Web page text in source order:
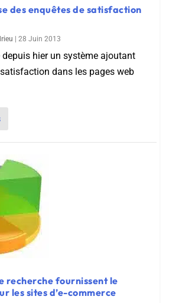
des enquêtes de satisfaction
28 Juin 2013
depuis hier un système ajoutant
dans les pages web
recherche fournissent le
les sites d’e-commerce